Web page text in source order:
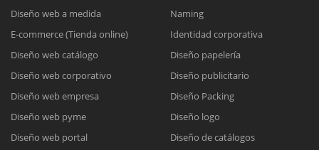
Diseño web a medida
E-commerce (Tienda online)
Diseño web catálogo
Diseño web corporativo
Diseño web empresa
Diseño web pyme
Diseño web portal
Naming
Identidad corporativa
Diseño papelería
Diseño publicitario
Diseño Packing
Diseño logo
Diseño de catálogos